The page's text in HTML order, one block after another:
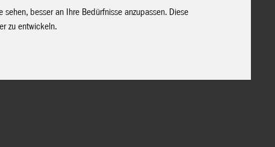
besser an Ihre Bedürfnisse anzupassen. Diese
zu entwickeln.